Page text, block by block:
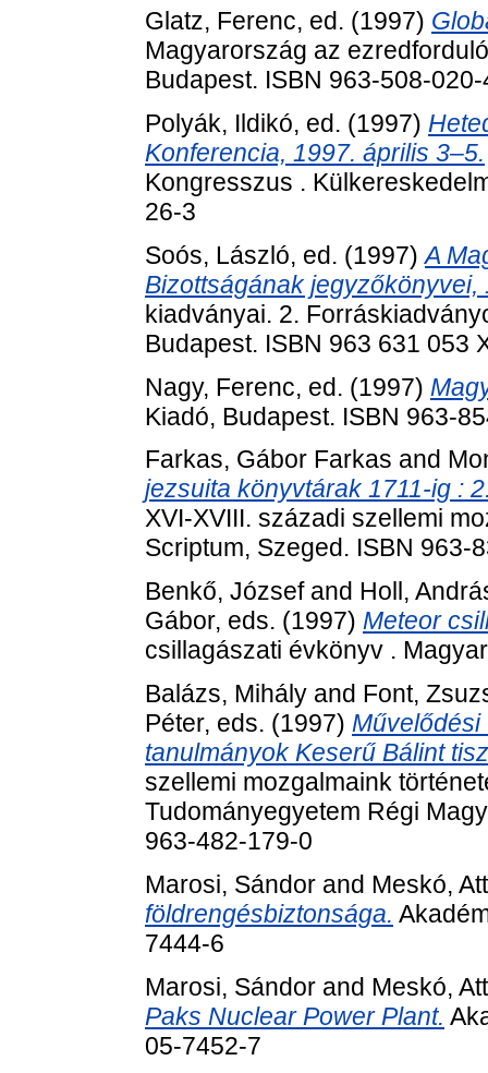
Glatz, Ferenc, ed. (1997)
Magyarország az
Budapest. ISBN 963-508-020-
Polyák, Ildikó, ed. (1997)
Konferencia, 1997. április 3–5.
Kongresszus .
26-3
Soós, László, ed. (1997)A
Bizottságának jegyzőkönyvei,
kiadványai. 2.
Budapest. ISBN 963 631 053
Nagy, Ferenc, ed. (1997)
Kiadó, Budapest. ISBN 963-
Farkas, Gábor Farkas and
jezsuita könyvtárak 1711-ig :
XVI-XVIII. századi szellemi
Scriptum, Szeged. ISBN 963-
Benkő, Józsefand Holl,
Gábor, eds. (1997) Meteor
csillagászati évkönyv .
Balázs, Mihály and Font,
Péter, eds. (1997)
tanulmányok Keserű Bálint
szellemi mozgalmaink
Tudományegyetem Régi
963-482-179-0
Marosi, Sándor and Meskó,
földrengésbiztonsága.
7444-6
Marosi, Sándor and Meskó,
Paks Nuclear Power Plant.
05-7452-7